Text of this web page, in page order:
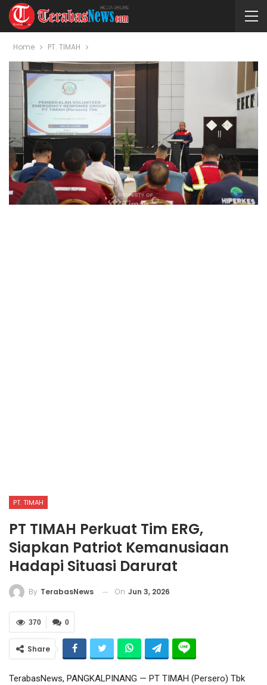
Home PT. TIMAH
PT. TIMAH
PT TIMAH Perkuat Tim ERG,
Siapkan Patriot Kemanusiaan
Hadapi Situasi Darurat
By TerabasNews On Jun 3, 2026
0
370
Share
TerabasNews, PANGKALPINANG — PT TIMAH (Persero) Tbk